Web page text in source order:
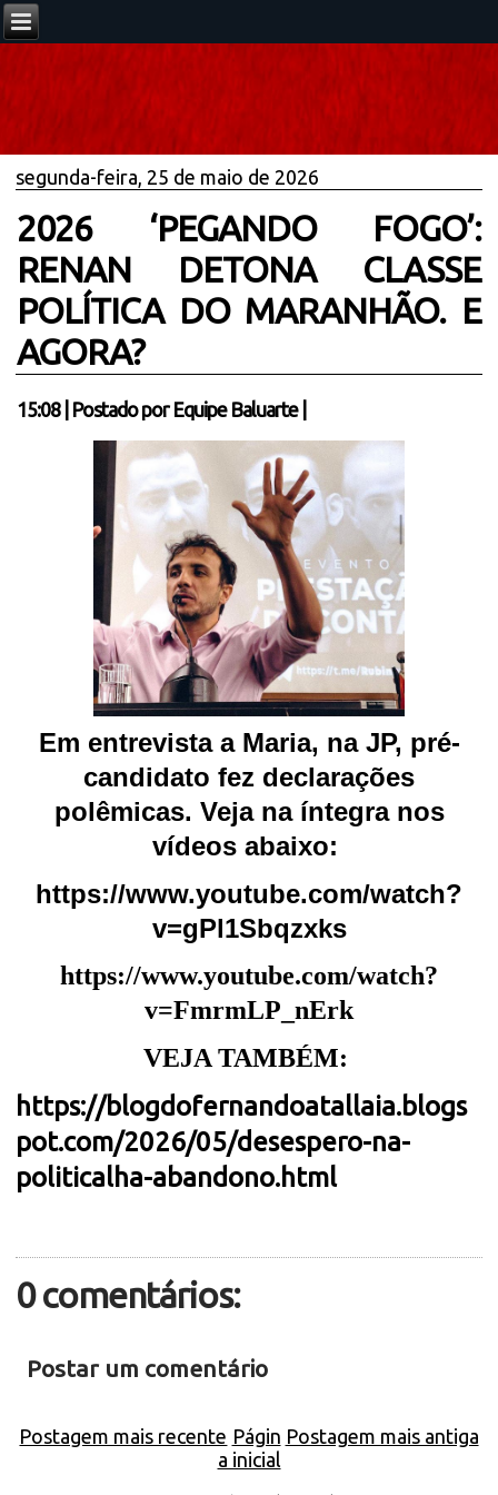
segunda-feira, 25 de maio de 2026
2026 ‘PEGANDO FOGO’:
RENAN DETONA CLASSE
POLÍTICA DO MARANHÃO. E
AGORA?
15:08| Postado por Equipe Baluarte
Em entrevista a Maria, na JP, pré-
candidato fez declarações
polêmicas. Veja na íntegra nos
vídeos abaixo:
https://www.youtube.com/watch?
v=gPl1Sbqzxks
https://www.youtube.com/watch?
v=FmrmLP_nErk
VEJA TAMBÉM:
https://blogdofernandoatallaia.blogs
pot.com/2026/05/desespero-na-
politicalha-abandono.html
0 comentários:
Postar um comentário
Postagem mais recente Postagem mais antiga
Págin
a inicial